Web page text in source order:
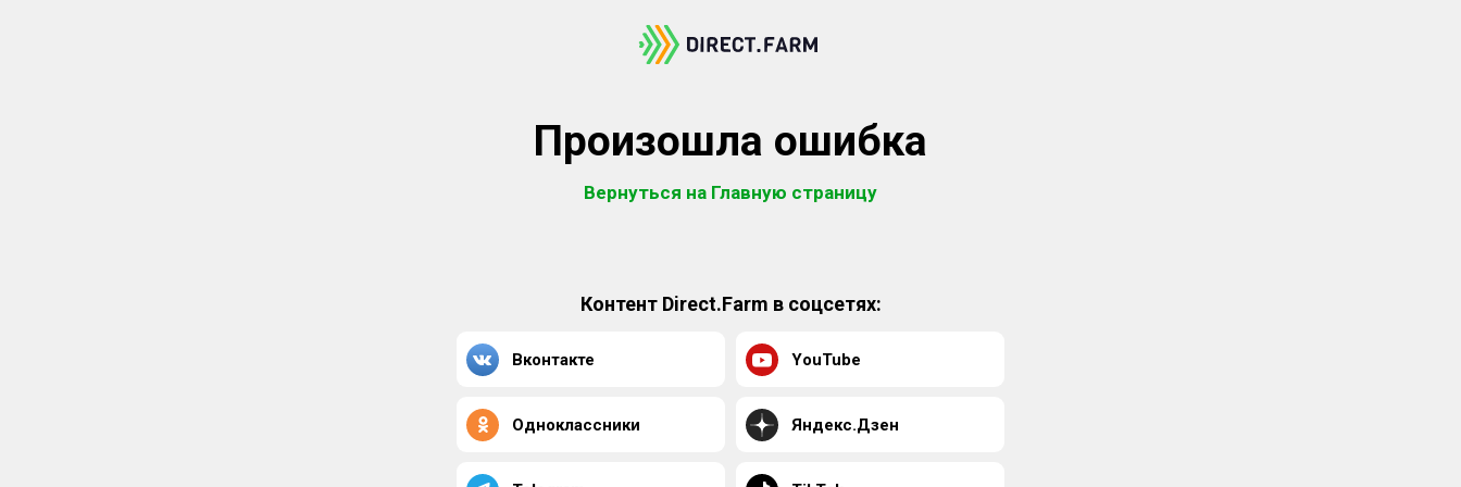
Произошла ошибка
Вернуться на Главную страницу
Контент Direct.Farm в соцсетях:
Вконтакте YouTube
Одноклассники Яндекс.Дзен